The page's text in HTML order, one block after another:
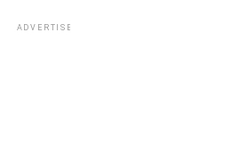
ADVERTISEMENT